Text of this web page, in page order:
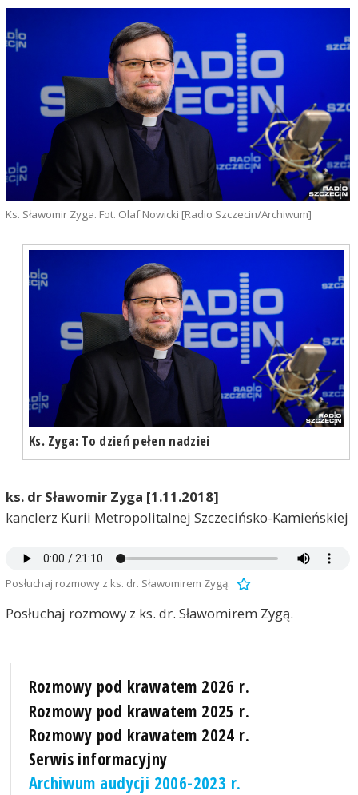
Ks. Sławomir Zyga. Fot. Olaf Nowicki [Radio Szczecin/Archiwum]
Ks. Zyga: To dzień pełen nadziei
ks. dr Sławomir Zyga [1.11.2018]
kanclerz Kurii Metropolitalnej Szczecińsko-Kamieńskiej
Posłuchaj rozmowy z ks. dr. Sławomirem Zygą.
Posłuchaj rozmowy z ks. dr. Sławomirem Zygą.
Rozmowy pod krawatem 2026 r.
Rozmowy pod krawatem 2025 r.
Rozmowy pod krawatem 2024 r.
Serwis informacyjny
Archiwum audycji 2006-2023 r.